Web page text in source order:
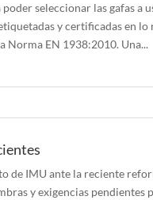
seleccionar las gafas a
y certificadas en lo
Norma EN 1938:2010. Una...
de IMU ante la reciente
y exigencias pendientes